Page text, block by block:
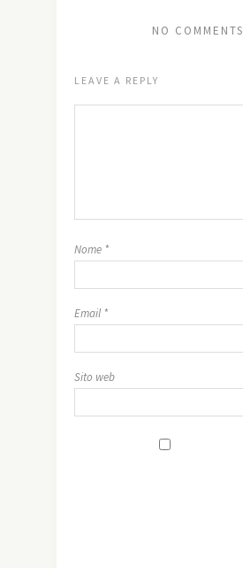
NO COMMENTS
LEAVE A REPLY
Nome *
Email *
Sito web